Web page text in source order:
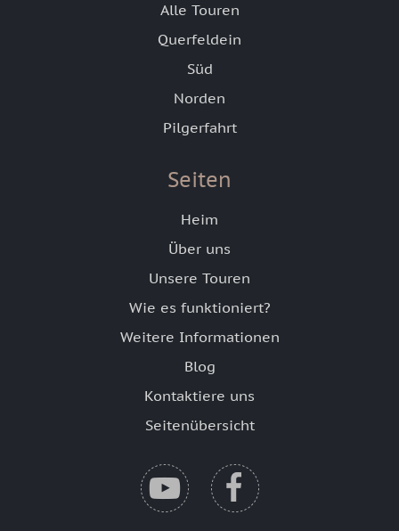
Alle Touren
Querfeldein
Süd
Norden
Pilgerfahrt
Seiten
Heim
Über uns
Unsere Touren
Wie es funktioniert?
Weitere Informationen
Blog
Kontaktiere uns
Seitenübersicht